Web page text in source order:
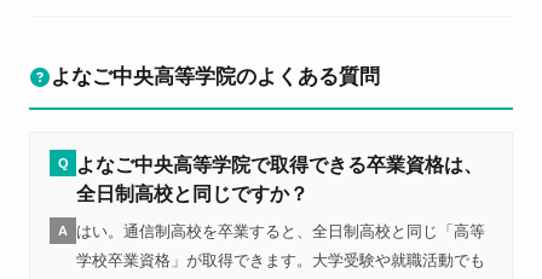
よなご中央高等学院のよくある質問
Q
よなご中央高等学院で取得できる卒業資格は、
全日制高校と同じですか？
A
はい。通信制高校を卒業すると、全日制高校と同じ「高等
学校卒業資格」が取得できます。大学受験や就職活動でも